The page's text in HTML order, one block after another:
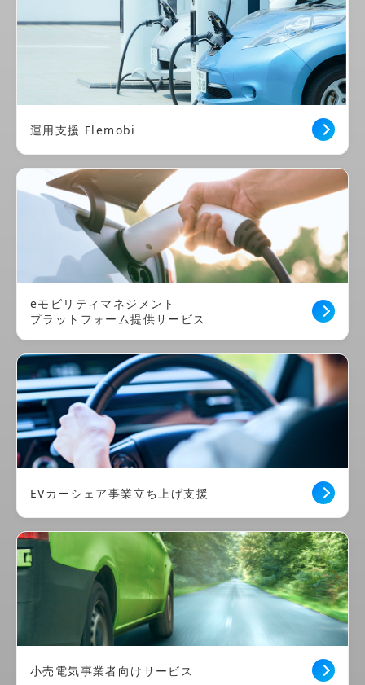
運用支援 Flemobi
eモビリティマネジメント
プラットフォーム提供サービス
EVカーシェア事業立ち上げ支援
小売電気事業者向けサービス